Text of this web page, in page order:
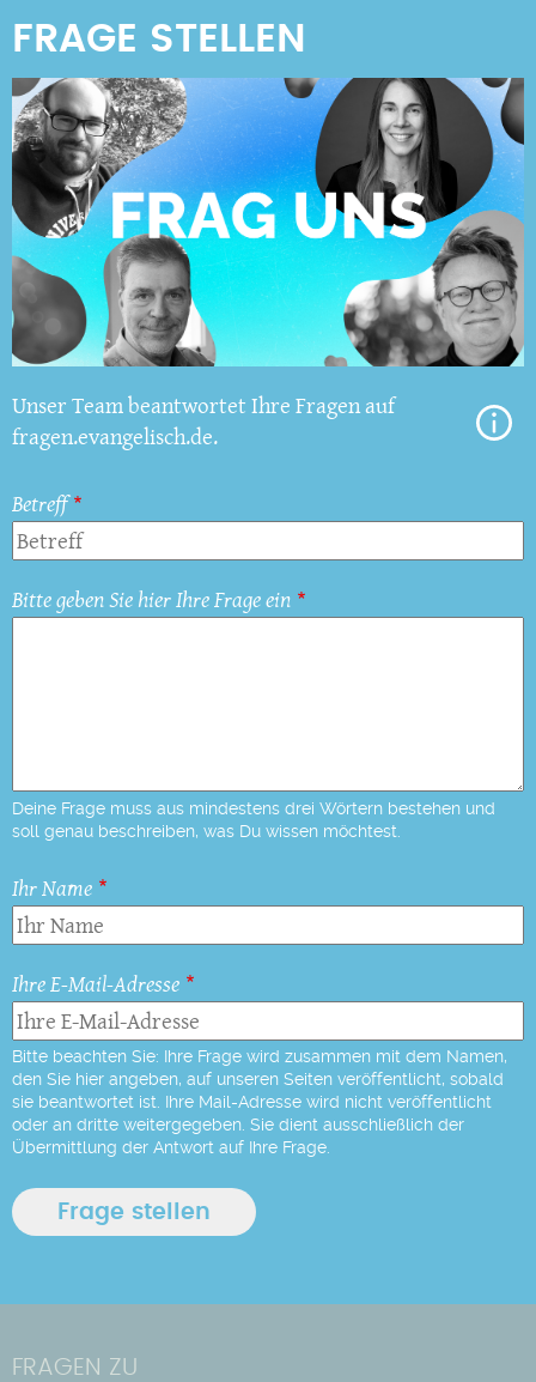
Unser Team beantwortet Ihre Fragen auf
fragen.evangelisch.de.
Betreff
Bitte geben Sie hier Ihre Frage ein
Deine Frage muss aus mindestens drei Wörtern bestehen und
soll genau beschreiben, was Du wissen möchtest.
Ihr Name
Ihre E-Mail-Adresse
Bitte beachten Sie: Ihre Frage wird zusammen mit dem Namen,
den Sie hier angeben, auf unseren Seiten veröffentlicht, sobald
sie beantwortet ist. Ihre Mail-Adresse wird nicht veröffentlicht
oder an dritte weitergegeben. Sie dient ausschließlich der
Übermittlung der Antwort auf Ihre Frage.
FRAGEN ZU